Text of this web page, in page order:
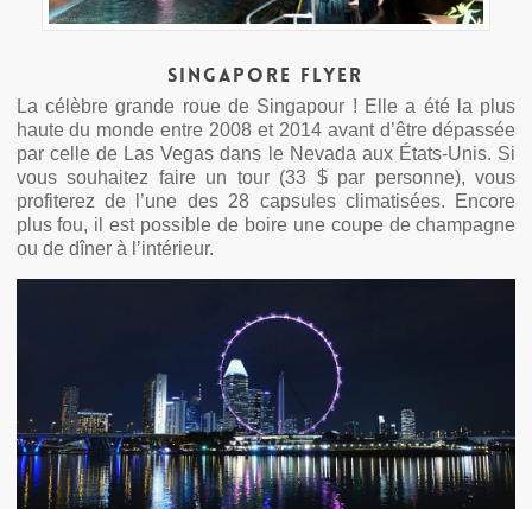
Singapore Flyer
La célèbre grande roue de Singapour ! Elle a été la plus
haute du monde entre 2008 et 2014 avant d’être dépassée
par celle de Las Vegas dans le Nevada aux États-Unis. Si
vous souhaitez faire un tour (33 $ par personne), vous
profiterez de l’une des 28 capsules climatisées. Encore
plus fou, il est possible de boire une coupe de champagne
ou de dîner à l’intérieur.